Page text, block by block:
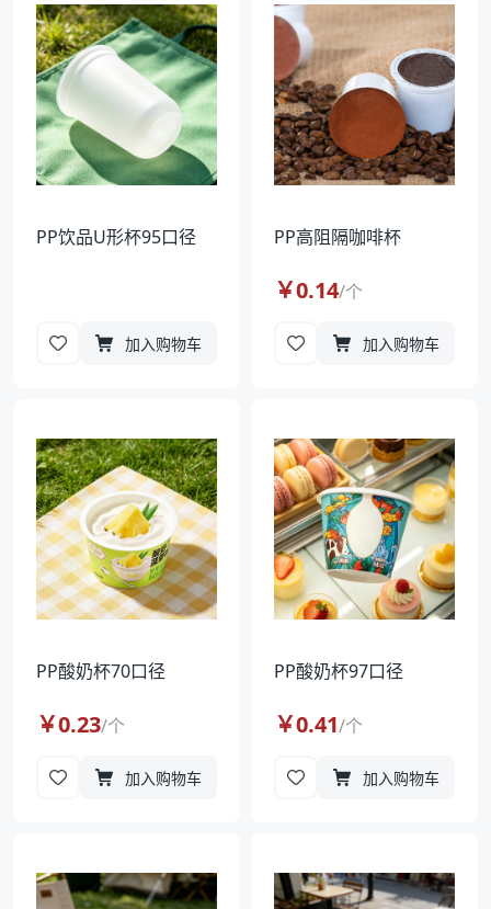
PP饮品U形杯95口径
加入购物车
PP高阻隔咖啡杯
￥0.14/个
加入购物车
PP酸奶杯70口径
￥0.23/个
加入购物车
PP酸奶杯97口径
￥0.41/个
加入购物车